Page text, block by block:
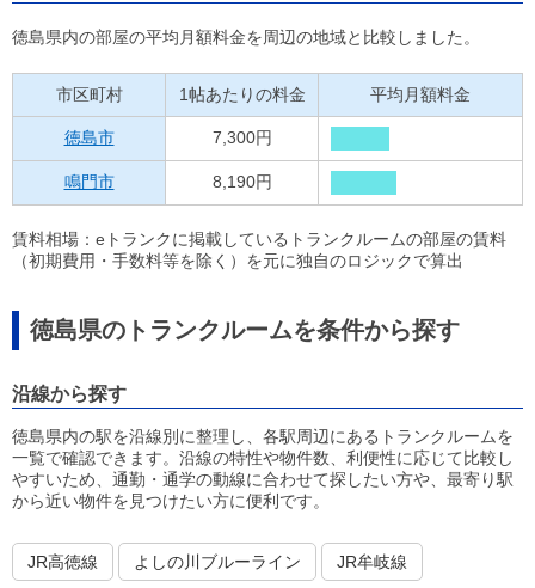
徳島県内の部屋の平均月額料金を周辺の地域と比較しました。
市区町村 1帖あたりの料金 平均月額料金
徳島市 7,300円
鳴門市 8,190円
賃料相場：eトランクに掲載しているトランクルームの部屋の賃料
（初期費用・手数料等を除く）を元に独自のロジックで算出
徳島県のトランクルームを条件から探す
沿線から探す
徳島県内の駅を沿線別に整理し、各駅周辺にあるトランクルームを
一覧で確認できます。沿線の特性や物件数、利便性に応じて比較し
やすいため、通勤・通学の動線に合わせて探したい方や、最寄り駅
から近い物件を見つけたい方に便利です。
JR高徳線 よしの川ブルーライン JR牟岐線